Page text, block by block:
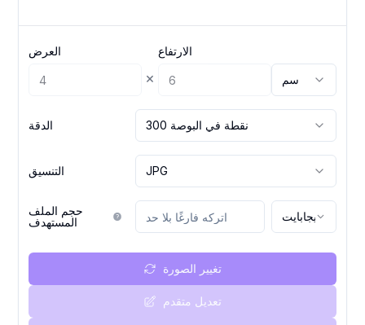
العرض
×
الارتفاع
سم
الدقة 300 نقطة في البوصة
التنسيق JPG
حجم الملف
المستهدف
ميجابايت
تغيير الصورة
تعديل متقدم